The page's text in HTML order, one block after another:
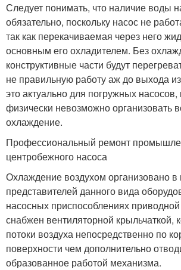
Следует понимать, что наличие воды
обязательно, поскольку насос не
так как перекачиваемая через него
основным его охладителем. Без
конструктивные части будут
не правильную работу аж до выхода
это актуально для погружных
физически невозможно организовать
охлаждение.
Профессиональный ремонт
центробежного насоса
Охлаждение воздухом организовано
представителей данного вида
насосных приспособлениях приводной
снабжен вентиляторной крыльчаткой,
потоки воздуха непосредственно по
поверхности чем дополнительно
образованное работой механизма.